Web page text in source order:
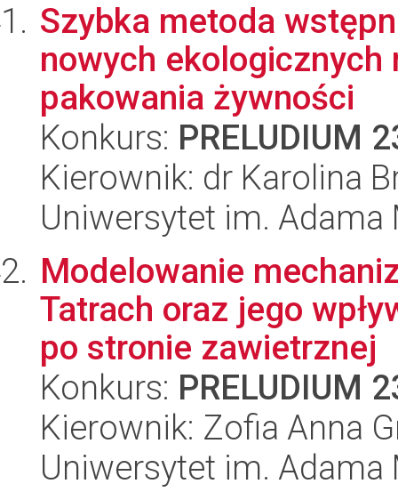
Szybka metoda
nowych ekologicznych
pakowania żywności
Konkurs: PRELUDIUM
Kierownik: dr Karolina
Uniwersytet im.
Modelowanie
Tatrach oraz jego
po stronie zawietrznej
Konkurs: PRELUDIUM
Kierownik: Zofia Anna
Uniwersytet im.